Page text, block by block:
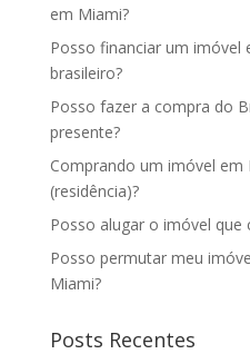
em Miami?
Posso financiar um
brasileiro?
Posso fazer a compra do
presente?
Comprando um imóvel em
(residência)?
Posso alugar o imóvel que
Posso permutar meu
Miami?
Posts Recentes